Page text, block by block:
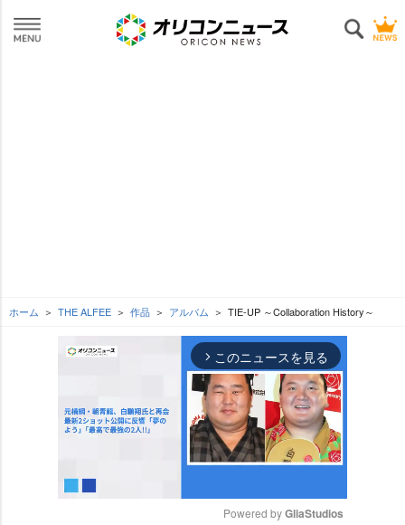
ホーム THE ALFEE 作品 アルバム TIE-UP ～Collaboration History～
arrow_forward_ios このニュースを見る
Powered by GliaStudios